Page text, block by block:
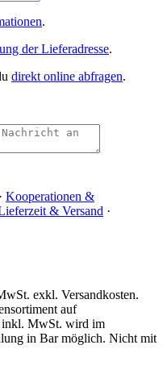
.
der Lieferadresse.
direkt online abfragen.
· Kooperationen &
& Versand ·
exkl. Versandkosten.
auf
inkl. MwSt. wird im
in Bar möglich. Nicht mit